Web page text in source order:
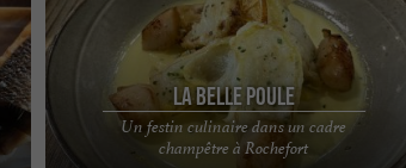
La Belle Poule
Un festin culinaire dans un cadre
champêtre à Rochefort
Une cuisine bistronomique passionnée Au cœur
de La Belle Poule, un chef passionné vous